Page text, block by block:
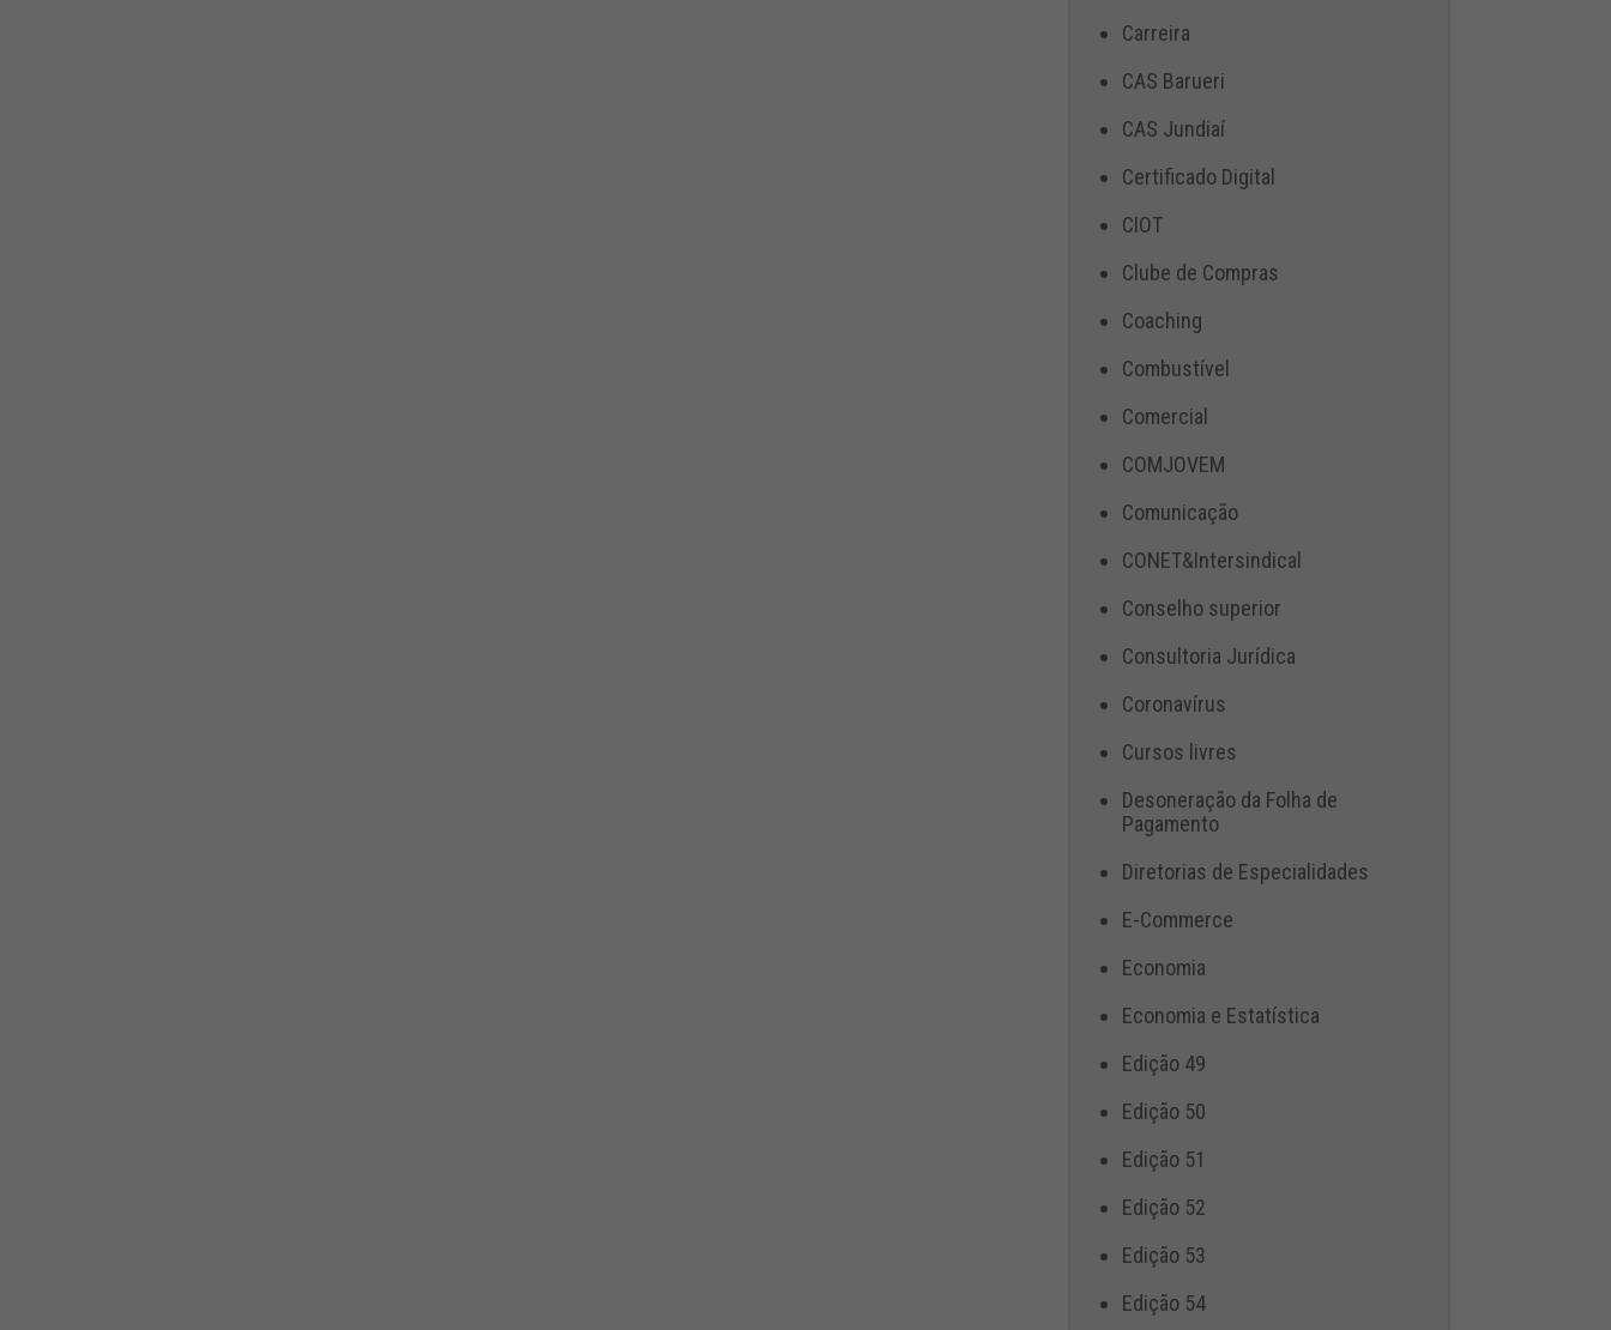
Carreira
CAS Barueri
CAS Jundiaí
Certificado Digital
CIOT
Clube de Compras
Coaching
Combustível
Comercial
COMJOVEM
Comunicação
CONET&Intersindical
Conselho superior
Consultoria Jurídica
Coronavírus
Cursos livres
Desoneração da Folha de
Pagamento
Diretorias de Especialidades
E-Commerce
Economia
Economia e Estatística
Edição 49
Edição 50
Edição 51
Edição 52
Edição 53
Edição 54